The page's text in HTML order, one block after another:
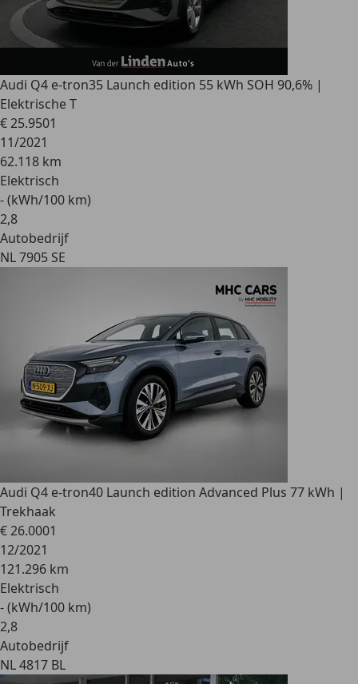
Audi Q4 e-tron35 Launch edition 55 kWh SOH 90,6% |
Elektrische T
€ 25.9501
11/2021
62.118 km
Elektrisch
- (kWh/100 km)
2,8
Autobedrijf
NL 7905 SE
Audi Q4 e-tron40 Launch edition Advanced Plus 77 kWh |
Trekhaak
€ 26.0001
12/2021
121.296 km
Elektrisch
- (kWh/100 km)
2,8
Autobedrijf
NL 4817 BL